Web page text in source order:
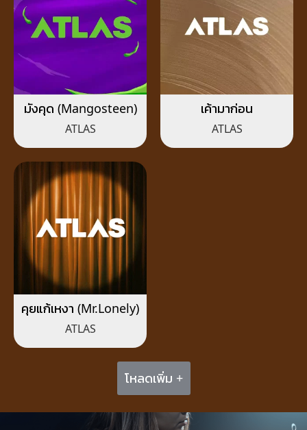
มังคุด (Mangosteen)
ATLAS
เค้ามาก่อน
ATLAS
คุยแก้เหงา (Mr.Lonely)
ATLAS
โหลดเพิ่ม +